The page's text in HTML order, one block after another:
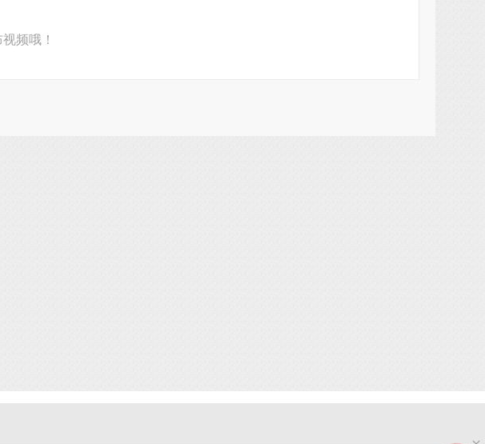
频哦！